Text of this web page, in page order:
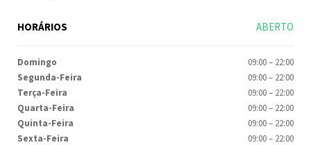
HORÁRIOS ABERTO
Domingo 09:00– 22:00
Segunda-Feira
09:00– 22:00
Terça-Feira
09:00– 22:00
Quarta-Feira
09:00– 22:00
Quinta-Feira
09:00– 22:00
Sexta-Feira
09:00– 22:00